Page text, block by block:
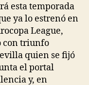
esta temporada
ya lo estrenó en
League,
con triunfo
quien se fijó
el portal
y, en